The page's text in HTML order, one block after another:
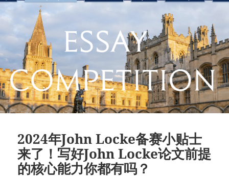
2024年John Locke备赛小贴士
来了！写好John Locke论文前提
的核心能力你都有吗？